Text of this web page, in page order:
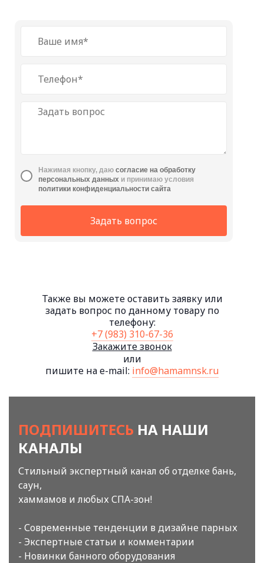
Нажимая кнопку, даю cогласие на обработку
персональных данных и принимаю условия
политики конфиденциальности сайта
Задать вопрос
Также вы можете оставить заявку или
задать вопрос по данному товару по
телефону:
+7 (983) 310-67-36
Закажите звонок
или
пишите на e-mail: info@hamamnsk.ru
ПОДПИШИТЕСЬ НА НАШИ
КАНАЛЫ
Стильный экспертный канал об отделке бань,
саун,
хаммамов и любых СПА-зон!
- Современные тенденции в дизайне парных
- Экспертные статьи и комментарии
- Новинки банного оборудования